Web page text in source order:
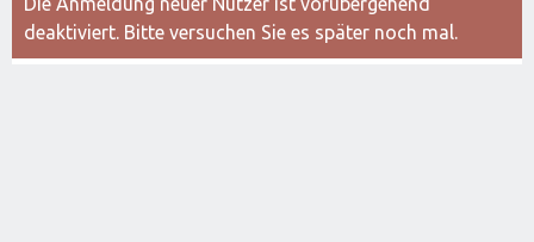
deaktiviert. Bitte versuchen Sie es später noch mal.